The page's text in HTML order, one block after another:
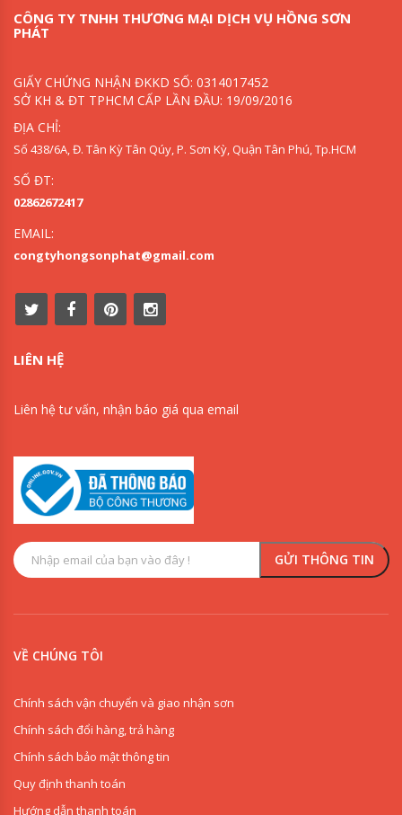
CÔNG TY TNHH THƯƠNG MẠI DỊCH VỤ HỒNG SƠN
PHÁT
GIẤY CHỨNG NHẬN ĐKKD SỐ: 0314017452
SỞ KH & ĐT TPHCM CẤP LẦN ĐẦU: 19/09/2016
ĐỊA CHỈ:
Số 438/6A, Đ. Tân Kỳ Tân Qúy, P. Sơn Kỳ, Quận Tân Phú, Tp.HCM
SỐ ĐT:
02862672417
EMAIL:
congtyhongsonphat@gmail.com
LIÊN HỆ
Liên hệ tư vấn, nhận báo giá qua email
VỀ CHÚNG TÔI
Chính sách vận chuyển và giao nhận sơn
Chính sách đổi hàng, trả hàng
Chính sách bảo mật thông tin
Quy định thanh toán
Hướng dẫn thanh toán